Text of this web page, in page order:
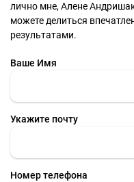
лично мне, Алене
можете делиться
результатами.
Ваше Имя
Укажите почту
Номер телефона